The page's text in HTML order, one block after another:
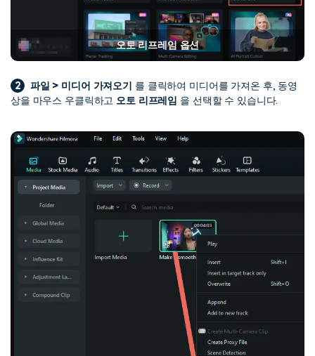
오토 리프레임 옵션
2 파일 > 미디어 가져오기 를 클릭하여 미디어를 가져온 후, 동영
상을 마우스 우클릭하고 오토 리프레임 을 선택할 수 있습니다.